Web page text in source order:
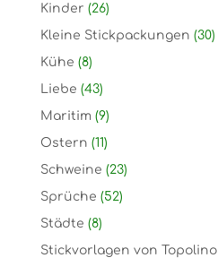
Kinder (26)
Kleine Stickpackungen (30)
Kühe (8)
Liebe (43)
Maritim (9)
Ostern (11)
Schweine (23)
Sprüche (52)
Städte (8)
Stickvorlagen von Topolino